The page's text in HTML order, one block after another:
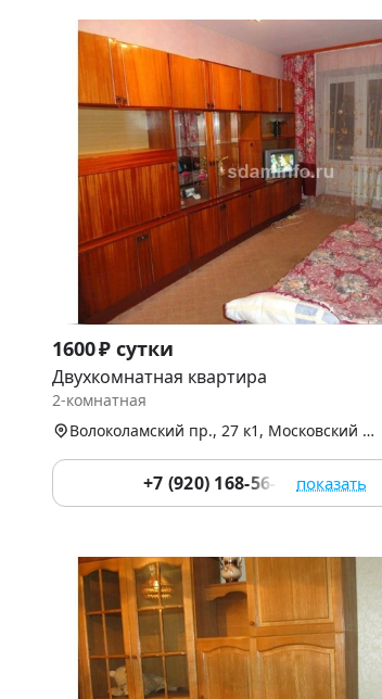
Item
1
of
1600 ₽ сутки
Двухкомнатная квартира
2-комнатная
Волоколамский пр., 27 к1, Московский р-н
+7 (920) 168-56-90 показать